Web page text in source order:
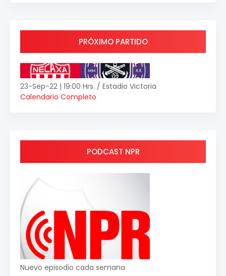
PRÓXIMO PARTIDO
23-Sep-22 | 19:00 Hrs. / Estadio Victoria
Calendario Completo
PODCAST NPR
Nuevo episodio cada semana